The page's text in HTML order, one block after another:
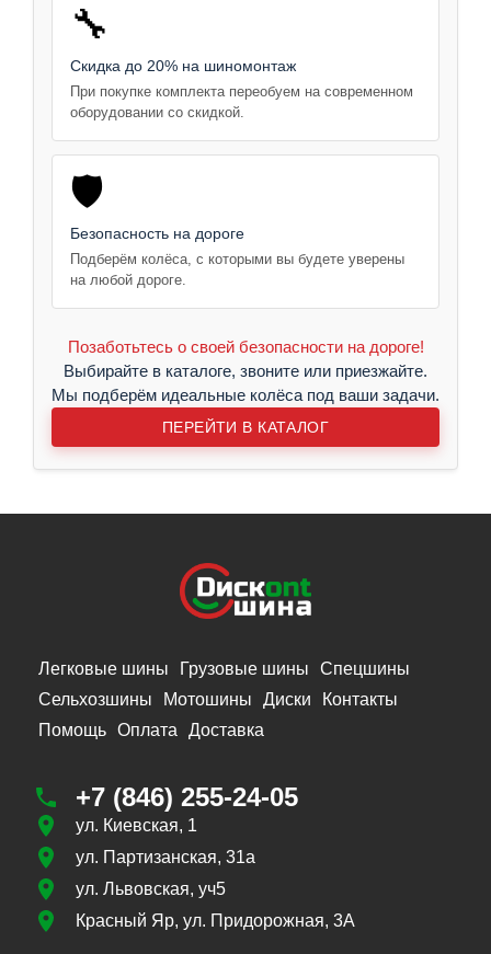
🔧
Скидка до 20% на шиномонтаж
При покупке комплекта переобуем на современном
оборудовании со скидкой.
🛡️
Безопасность на дороге
Подберём колёса, с которыми вы будете уверены
на любой дороге.
Позаботьтесь о своей безопасности на дороге!
Выбирайте в каталоге, звоните или приезжайте.
Мы подберём идеальные колёса под ваши задачи.
ПЕРЕЙТИ В КАТАЛОГ
Легковые шины Грузовые шины
Спецшины
Сельхозшины
Мотошины Диски
Контакты
Помощь Оплата Доставка
+7 (846) 255-24-05
ул. Киевская, 1
ул. Партизанская, 31а
ул. Львовская, уч5
Красный Яр, ул. Придорожная, 3А